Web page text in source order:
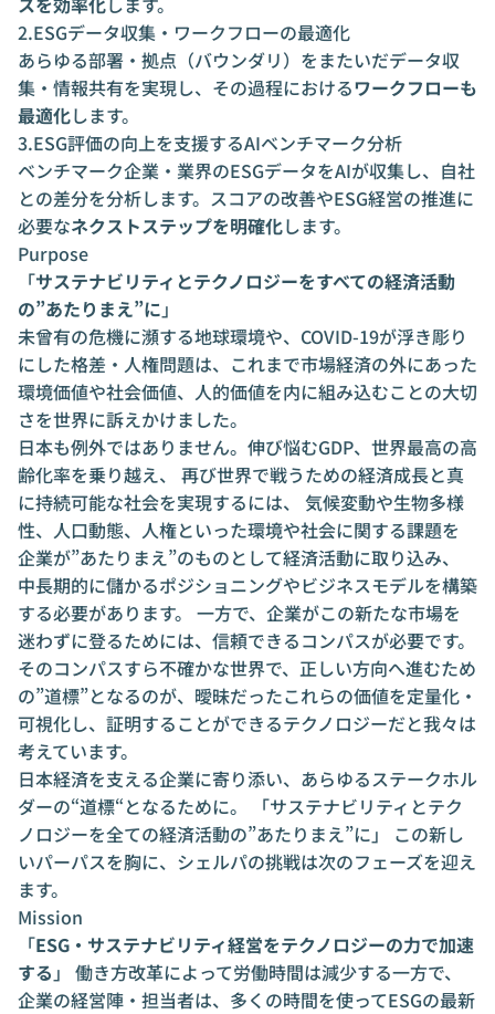
2.ESGデータ収集・ワークフローの最適化
あらゆる部署・拠点（バウンダリ）をまたいだデータ収
集・情報共有を実現し、その過程におけるワークフローも
最適化します。
3.ESG評価の向上を支援するAIベンチマーク分析
ベンチマーク企業・業界のESGデータをAIが収集し、自社
との差分を分析します。スコアの改善やESG経営の推進に
必要なネクストステップを明確化します。
Purpose
「サステナビリティとテクノロジーをすべての経済活動
の”あたりまえ”に 」
未曾有の危機に瀕する地球環境や、COVID-19が浮き彫り
にした格差・人権問題は、これまで市場経済の外にあった
環境価値や社会価値、人的価値を内に組み込むことの大切
さを世界に訴えかけました。
日本も例外ではありません。伸び悩むGDP、世界最高の高
齢化率を乗り越え、 再び世界で戦うための経済成長と真
に持続可能な社会を実現するには、 気候変動や生物多様
性、人口動態、人権といった環境や社会に関する課題を
企業が”あたりまえ”のものとして経済活動に取り込み、
中長期的に儲かるポジショニングやビジネスモデルを構築
する必要があります。 一方で、企業がこの新たな市場を
迷わずに登るためには、信頼できるコンパスが必要です。
そのコンパスすら不確かな世界で、正しい方向へ進むため
の”道標”となるのが、曖昧だったこれらの価値を定量化・
可視化し、証明することができるテクノロジーだと我々は
考えています。
日本経済を支える企業に寄り添い、あらゆるステークホル
ダーの“道標“となるために。 「サステナビリティとテク
ノロジーを全ての経済活動の”あたりまえ”に」 この新し
いパーパスを胸に、シェルパの挑戦は次のフェーズを迎え
ます。
Mission
「ESG・サステナビリティ経営をテクノロジーの力で加速
する 」 働き方改革によって労働時間は減少する一方で、
企業の経営陣・担当者は、多くの時間を使ってESGの最新